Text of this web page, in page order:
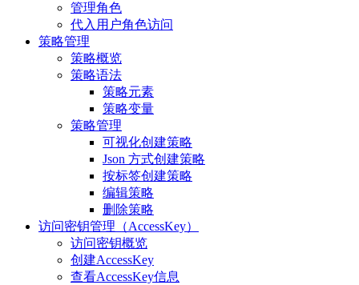
管理角色
代入用户角色访问
策略管理
策略概览
策略语法
策略元素
策略变量
策略管理
可视化创建策略
Json 方式创建策略
按标签创建策略
编辑策略
删除策略
访问密钥管理（AccessKey）
访问密钥概览
创建AccessKey
查看AccessKey信息